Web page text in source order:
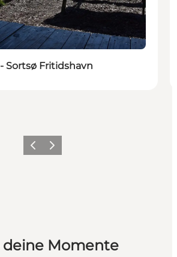
Sortsø Fritidshavn
ZurückWeiter
deine Momente